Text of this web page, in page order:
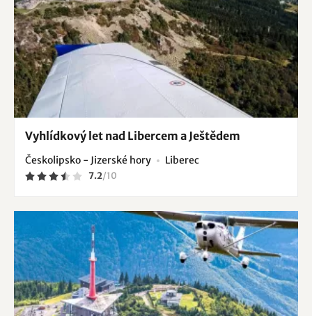
Vyhlídkový let nad Libercem a Ještědem
Českolipsko - Jizerské hory Liberec
7.2/10